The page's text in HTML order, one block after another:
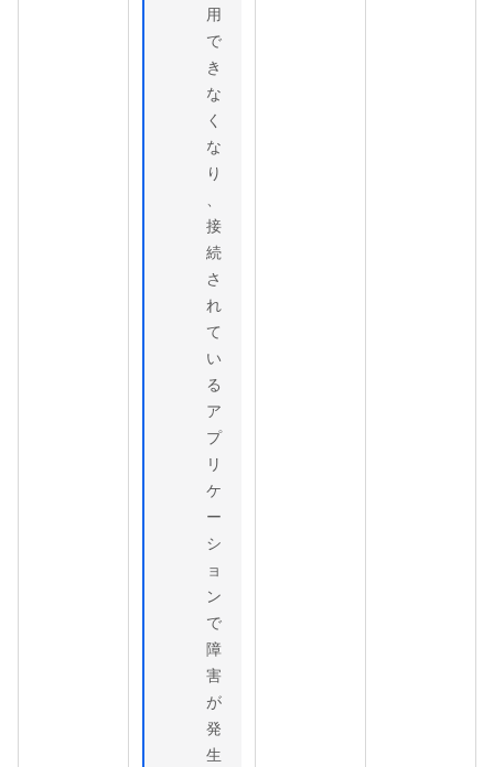
用
で
き
な
く
な
り
、
接
続
さ
れ
て
い
る
ア
プ
リ
ケ
ー
シ
ョ
ン
で
障
害
が
発
生